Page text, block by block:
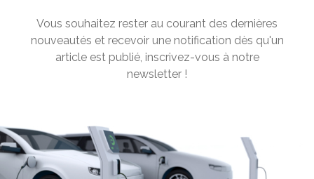
← Revenir aux actualités
PASSAGE À LA VOITURE ÉLECTRIQUE
Rédigé par Philippe Schwoerer le 16 Juil 2025 à 11:30
0 commentaires
Vous souhaitez rester au courant des dernières
nouveautés et recevoir une notification dès qu'un
article est publié, inscrivez-vous à notre
newsletter !